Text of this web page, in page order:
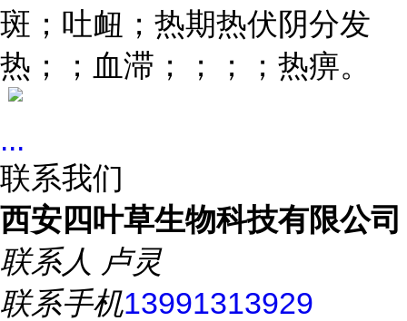
斑；吐衄；热期热伏阴分发
热；；血滞；；；；热痹。
...
联系我们
西安四叶草生物科技有限公司
联系人 卢灵
联系手机13991313929